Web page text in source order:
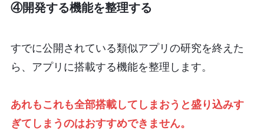
④開発する機能を整理する
すでに公開されている類似アプリの研究を終えた
ら、アプリに搭載する機能を整理します。
あれもこれも全部搭載してしまおうと盛り込みす
ぎてしまうのはおすすめできません。